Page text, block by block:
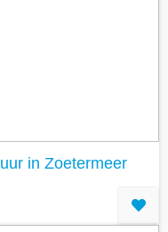
in Zoetermeer